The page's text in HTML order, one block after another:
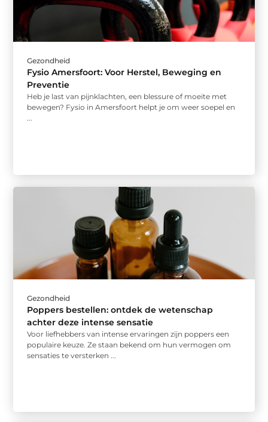
Gezondheid
Fysio Amersfoort: Voor Herstel, Beweging en
Preventie
Heb je last van pijnklachten, een blessure of moeite met
bewegen? Fysio in Amersfoort helpt je om weer soepel en
...
Gezondheid
Poppers bestellen: ontdek de wetenschap
achter deze intense sensatie
Voor liefhebbers van intense ervaringen zijn poppers een
populaire keuze. Ze staan bekend om hun vermogen om
sensaties te versterken ...